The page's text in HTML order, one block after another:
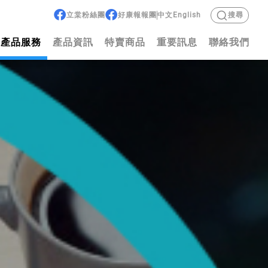
產品服務 產品資訊 特賣商品 重要訊息 聯絡我們
立棠粉絲團 好康報報團 中文 English 搜尋